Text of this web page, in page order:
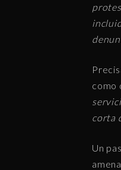
como
corta
Un